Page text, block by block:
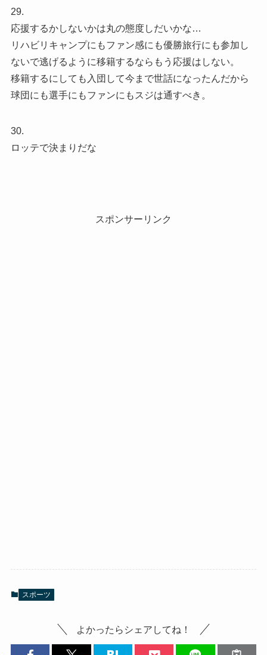
29.
応援するかしないかは丸の態度しだいかな…
リハビリキャンプにもファン感にも優勝旅行にも参加し
ないで逃げるように移籍するならもう応援はしない。
移籍するにしても入団して今まで世話になったんだから
球団にも選手にもファンにもスジは通すべき。
30.
ロッテで決まりだな
スポンサーリンク
スポーツ
よかったらシェアしてね！